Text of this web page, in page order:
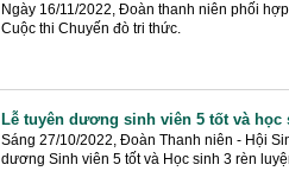
Ngày 16/11/2022, Đoàn thanh niên phối
Cuộc thi Chuyến đò tri thức.
Lễ tuyên dương sinh viên 5 tốt và học
Sáng 27/10/2022, Đoàn Thanh niên - Hội
dương Sinh viên 5 tốt và Học sinh 3 rèn